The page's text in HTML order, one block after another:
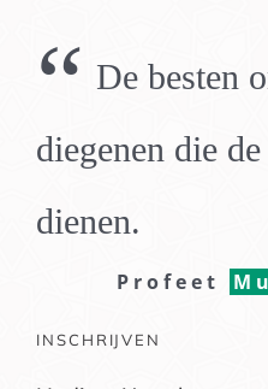
“ De besten
diegenen die
dienen.
Profeet
INSCHRIJVEN